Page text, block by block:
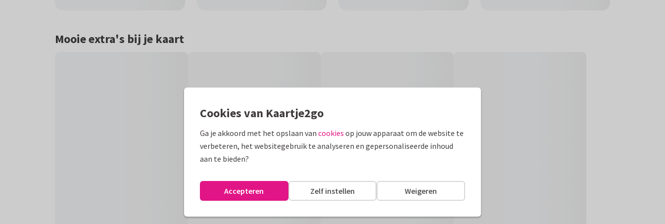
Mooie extra's bij je kaart
Cookies van Kaartje2go
Ga je akkoord met het opslaan van cookies op jouw apparaat om de website te
verbeteren, het websitegebruik te analyseren en gepersonaliseerde inhoud
aan te bieden?
Weigeren
Zelf instellen
Accepteren